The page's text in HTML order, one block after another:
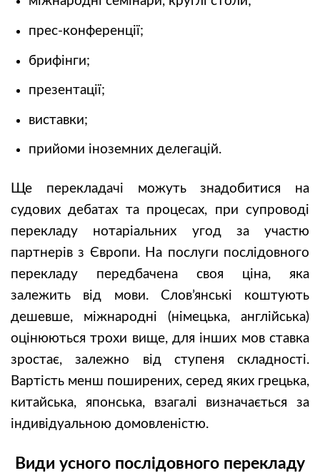
прес-конференції;
брифінги;
презентації;
виставки;
прийоми іноземних делегацій.
Ще перекладачі можуть знадобитися на
судових дебатах та процесах, при супроводі
перекладу нотаріальних угод за участю
партнерів з Європи. На послуги послідовного
перекладу передбачена своя ціна, яка
залежить від мови. Слов’янські коштують
дешевше, міжнародні (німецька, англійська)
оцінюються трохи вище, для інших мов ставка
зростає, залежно від ступеня складності.
Вартість менш поширених, серед яких грецька,
китайська, японська, взагалі визначається за
індивідуальною домовленістю.
Види усного послідовного перекладу